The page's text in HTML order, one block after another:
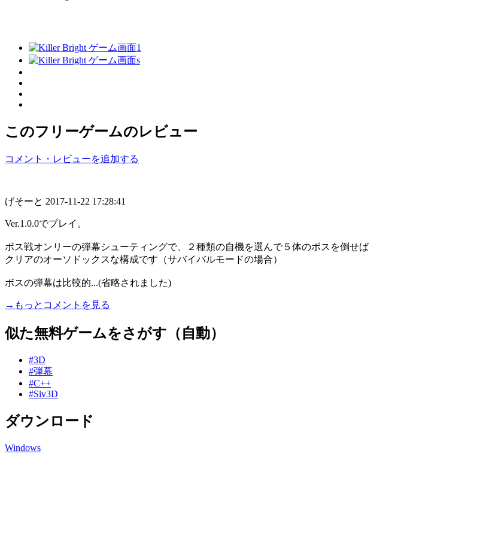
このフリーゲームのレビュー
コメント・レビューを追加する
げそーと 2017-11-22 17:28:41
Ver.1.0.0でプレイ。
ボス戦オンリーの弾幕シューティングで、２種類の自機を選んで５体のボスを倒せば
クリアのオーソドックスな構成です（サバイバルモードの場合）
ボスの弾幕は比較的...(省略されました)
→もっとコメントを見る
似た無料ゲームをさがす（自動）
#3D
#弾幕
#C++
#Siv3D
ダウンロード
Windows